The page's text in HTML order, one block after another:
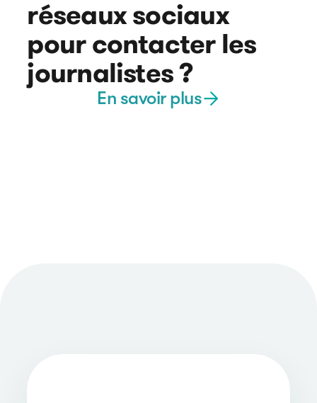
réseaux sociaux
pour contacter les
journalistes ?
En savoir plus